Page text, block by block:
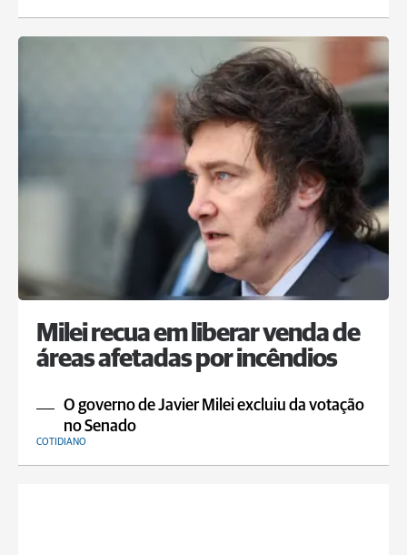
Milei recua em liberar venda de
áreas afetadas por incêndios
O governo de Javier Milei excluiu da votação
no Senado
COTIDIANO